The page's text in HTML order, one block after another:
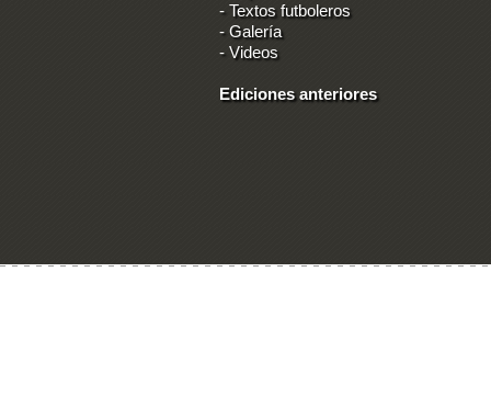
- Textos futboleros
-Galería
-Videos
Ediciones anteriores